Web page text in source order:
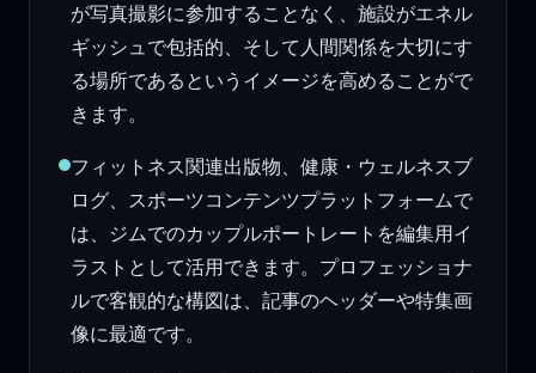
が写真撮影に参加することなく、施設がエネル
ギッシュで包括的、そして人間関係を大切にす
る場所であるというイメージを高めることがで
きます。
フィットネス関連出版物、健康・ウェルネスブ
ログ、スポーツコンテンツプラットフォームで
は、ジムでのカップルポートレートを編集用イ
ラストとして活用できます。プロフェッショナ
ルで客観的な構図は、記事のヘッダーや特集画
像に最適です。